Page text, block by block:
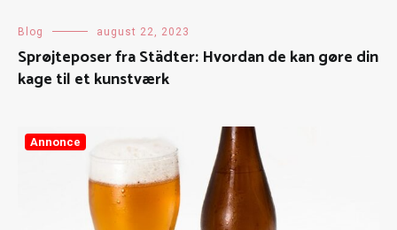
Blog august 22, 2023
Sprøjteposer fra Städter: Hvordan de kan gøre din
kage til et kunstværk
Annonce